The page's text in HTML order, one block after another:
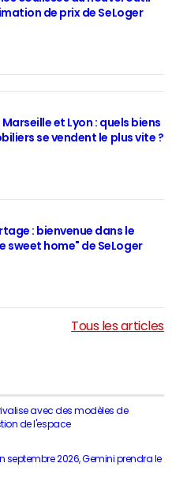
avec des modèles de
de l'espace
septembre 2026, Gemini prendra le
de prix de SeLoger
Marseille et Lyon : quels biens
se vendent le plus vite ?
: bienvenue dans le
sweet home" de SeLoger
Tous les articles